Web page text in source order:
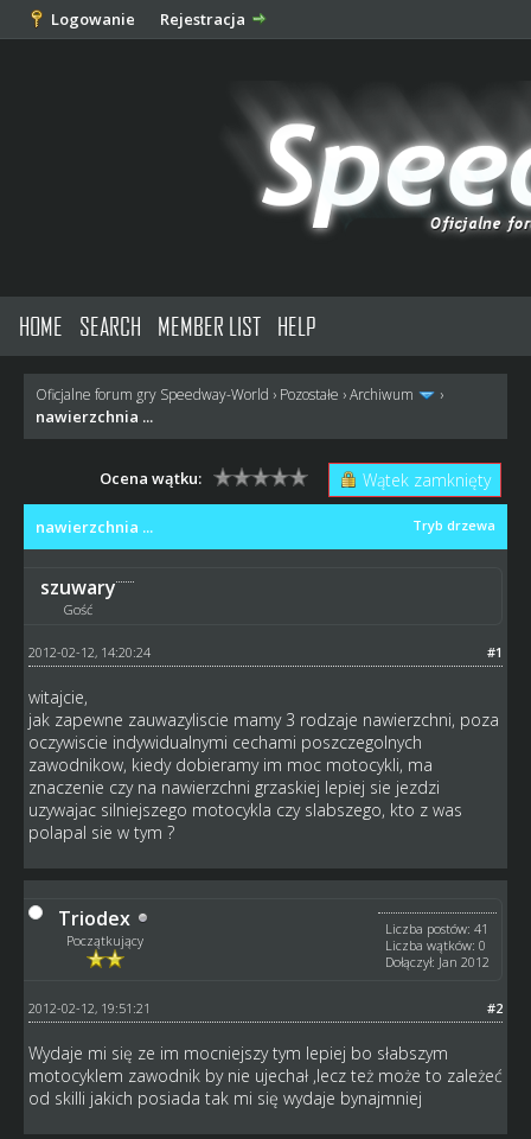
Logowanie Rejestracja
HOME SEARCH MEMBER LIST HELP
Oficjalne forum gry Speedway-World › Pozostałe ›Archiwum ›
nawierzchnia ...
Wątek zamknięty
Ocena wątku:
Tryb drzewa
nawierzchnia ...
szuwary
Gość
#1
2012-02-12, 14:20:24
witajcie,
jak zapewne zauwazyliscie mamy 3 rodzaje nawierzchni, poza
oczywiscie indywidualnymi cechami poszczegolnych
zawodnikow, kiedy dobieramy im moc motocykli, ma
znaczenie czy na nawierzchni grzaskiej lepiej sie jezdzi
uzywajac silniejszego motocykla czy slabszego, kto z was
polapal sie w tym ?
Triodex
Początkujący
Liczba postów: 41
Liczba wątków: 0
Dołączył: Jan 2012
#2
2012-02-12, 19:51:21
Wydaje mi się ze im mocniejszy tym lepiej bo słabszym
motocyklem zawodnik by nie ujechał ,lecz też może to zależeć
od skilli jakich posiada tak mi się wydaje bynajmniej